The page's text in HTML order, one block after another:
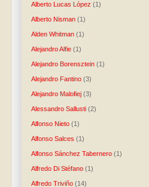
Alberto Lucas López (1)
Alberto Nisman (1)
Alden Whitman (1)
Alejandro Alfie (1)
Alejandro Borensztein (1)
Alejandro Fantino (3)
Alejandro Malofiej (3)
Alessandro Sallusti (2)
Alfonso Nieto (1)
Alfonso Salces (1)
Alfonso Sánchez Tabernero (1)
Alfredo Di Stéfano (1)
Alfredo Triviño (14)